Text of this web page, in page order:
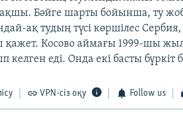
Бәйге шарты бойынша, ту
ақ тудың түсі көршілес
қажет. Косово аймағы 1999-шы
келген еді. Онда екі басты бүркіт
VPN-сіз оқу Follow us